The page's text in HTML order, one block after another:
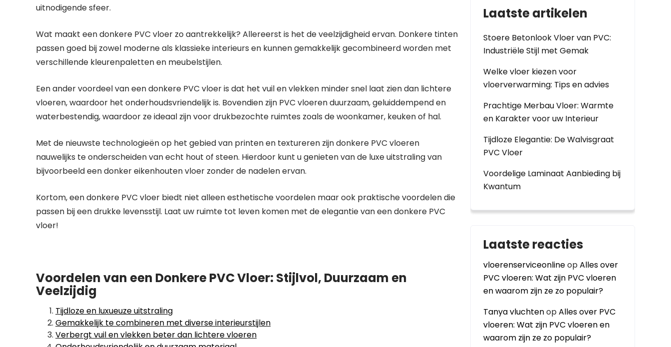
uitnodigende sfeer.
Wat maakt een donkere PVC vloer zo aantrekkelijk? Allereerst is het de veelzijdigheid ervan. Donkere tinten
passen goed bij zowel moderne als klassieke interieurs en kunnen gemakkelijk gecombineerd worden met
verschillende kleurenpaletten en meubelstijlen.
Een ander voordeel van een donkere PVC vloer is dat het vuil en vlekken minder snel laat zien dan lichtere
vloeren, waardoor het onderhoudsvriendelijk is. Bovendien zijn PVC vloeren duurzaam, geluiddempend en
waterbestendig, waardoor ze ideaal zijn voor drukbezochte ruimtes zoals de woonkamer, keuken of hal.
Met de nieuwste technologieën op het gebied van printen en textureren zijn donkere PVC vloeren
nauwelijks te onderscheiden van echt hout of steen. Hierdoor kunt u genieten van de luxe uitstraling van
bijvoorbeeld een donker eikenhouten vloer zonder de nadelen ervan.
Kortom, een donkere PVC vloer biedt niet alleen esthetische voordelen maar ook praktische voordelen die
passen bij een drukke levensstijl. Laat uw ruimte tot leven komen met de elegantie van een donkere PVC
vloer!
Voordelen van een Donkere PVC Vloer: Stijlvol, Duurzaam en
Veelzijdig
Tijdloze en luxueuze uitstraling
Gemakkelijk te combineren met diverse interieurstijlen
Verbergt vuil en vlekken beter dan lichtere vloeren
Laatste artikelen
Stoere Betonlook Vloer van PVC:
Industriële Stijl met Gemak
Welke vloer kiezen voor
vloerverwarming: Tips en advies
Prachtige Merbau Vloer: Warmte
en Karakter voor uw Interieur
Tijdloze Elegantie: De Walvisgraat
PVC Vloer
Voordelige Laminaat Aanbieding bij
Kwantum
Laatste reacties
vloerenserviceonlineopAlles over
PVC vloeren: Wat zijn PVC vloeren
en waarom zijn ze zo populair?
Tanya vluchtenopAlles over PVC
vloeren: Wat zijn PVC vloeren en
waarom zijn ze zo populair?